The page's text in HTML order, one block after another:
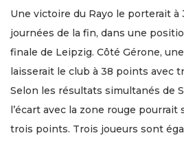
Une victoire du Rayo le porterait à
journées de la fin, dans une
finale de Leipzig. Côté Gérone,
laisserait le club à 38 points avec
Selon les résultats simultanés de
l’écart avec la zone rouge pourrait
trois points. Trois joueurs sont